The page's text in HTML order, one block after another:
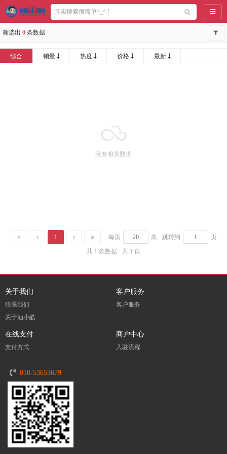
导航
筛选出 0 条数据
综合 销量 热度 价格 最新
没有相关数据
1 每页 条 跳转到
页
共 1 条数据
共 1 页
关于我们
联系我们
关于油小酷
客户服务
客户服务
在线支付
支付方式
商户中心
入驻流程
010-53653679